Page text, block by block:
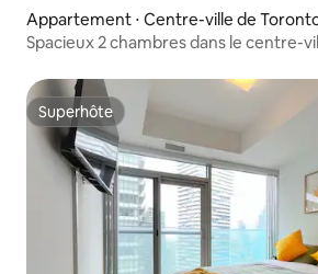
Appartement ⋅ Centre-ville de
Spacieux 2 chambres dans le centre-
Superhôte
Superhôte